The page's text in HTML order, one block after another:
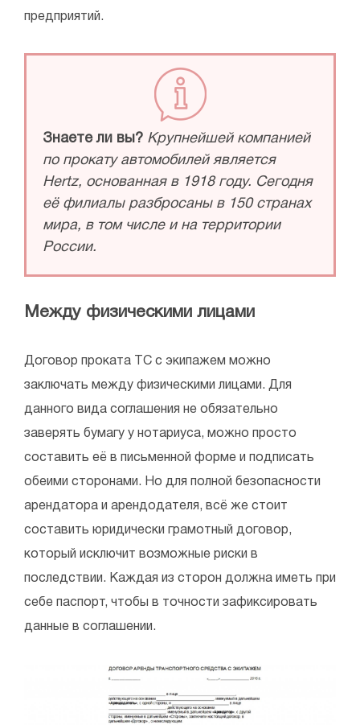
предприятий.
Знаете ли вы? Крупнейшей компанией
по прокату автомобилей является
Hertz, основанная в 1918 году. Сегодня
её филиалы разбросаны в 150 странах
мира, в том числе и на территории
России.
Между физическими лицами
Договор проката ТС с экипажем можно
заключать между физическими лицами. Для
данного вида соглашения не обязательно
заверять бумагу у нотариуса, можно просто
составить её в письменной форме и подписать
обеими сторонами. Но для полной безопасности
арендатора и арендодателя, всё же стоит
составить юридически грамотный договор,
который исключит возможные риски в
последствии. Каждая из сторон должна иметь при
себе паспорт, чтобы в точности зафиксировать
данные в соглашении.